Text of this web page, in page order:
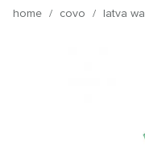
home / covo / latva wall